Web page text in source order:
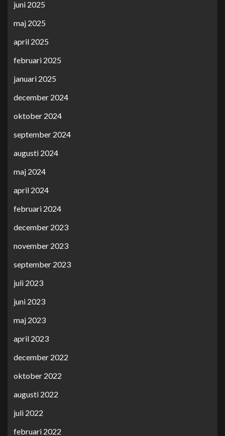
juni 2025
maj 2025
april 2025
februari 2025
januari 2025
december 2024
oktober 2024
september 2024
augusti 2024
maj 2024
april 2024
februari 2024
december 2023
november 2023
september 2023
juli 2023
juni 2023
maj 2023
april 2023
december 2022
oktober 2022
augusti 2022
juli 2022
februari 2022